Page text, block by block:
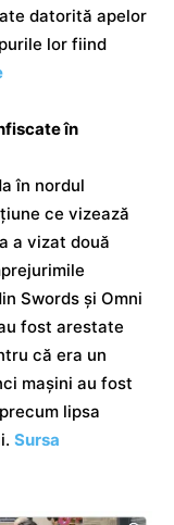
datorită apelor
lor fiind
în
în nordul
ce vizează
a vizat două
Swords și Omni
fost arestate
că era un
mașini au fost
lipsa
Sursa